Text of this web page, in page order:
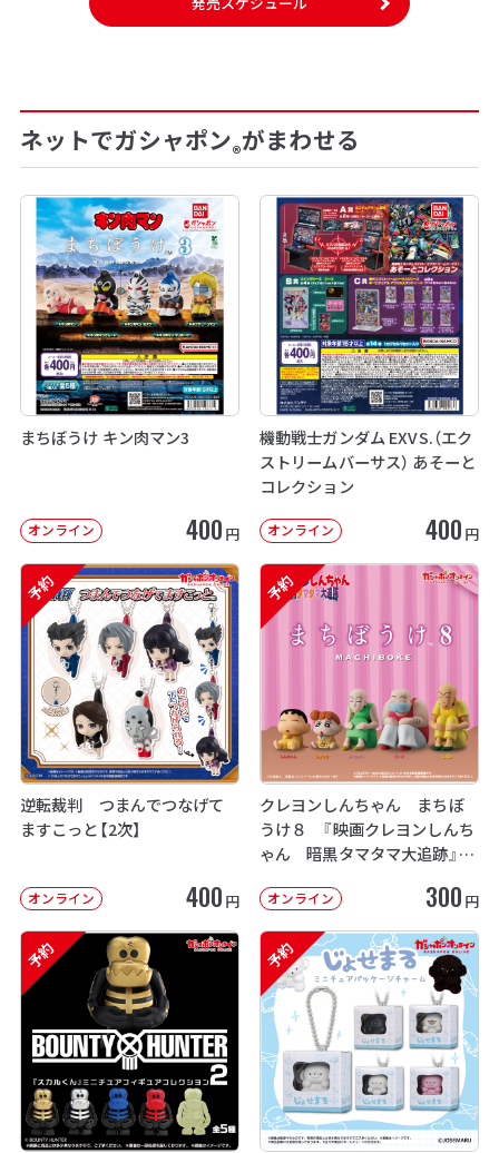
ネットでガシャポン®がまわせる
まちぼうけ キン肉マン3
オンライン 400 円
機動戦士ガンダム EXVS.（エク
ストリームバーサス） あそーと
コレクション
オンライン 400 円
予約
逆転裁判 つまんでつなげて
ますこっと【2次】
オンライン 400 円
予約
クレヨンしんちゃん まちぼ
うけ８ 『映画クレヨンしんち
ゃん 暗黒タマタマ大追跡』【2
オンライン 300 円
予約 予約